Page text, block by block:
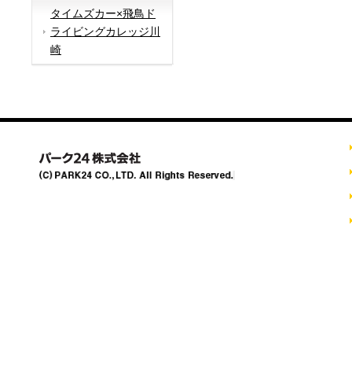
タイムズカー×飛鳥ド
ライビングカレッジ川
崎